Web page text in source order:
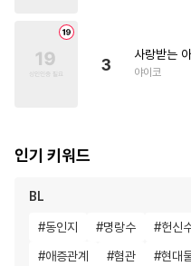
3
사랑받는
야이코
인기 키워드
BL
#동인지 #명랑수 #헌신
#애증관계 #혐관 #현대